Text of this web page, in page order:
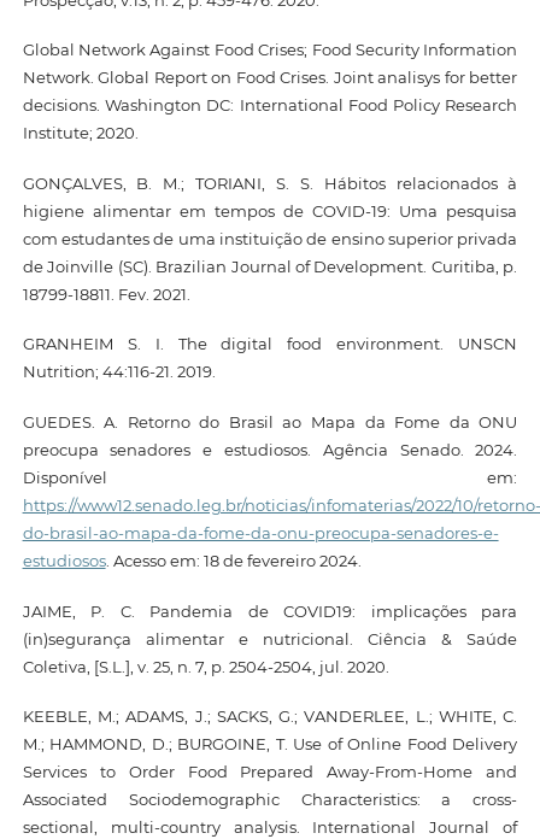
Global Network Against Food Crises; Food Security Information
Network. Global Report on Food Crises. Joint analisys for better
decisions. Washington DC: International Food Policy Research
Institute; 2020.
GONÇALVES, B. M.; TORIANI, S. S. Hábitos relacionados à
higiene alimentar em tempos de COVID-19: Uma pesquisa
com estudantes de uma instituição de ensino superior privada
de Joinville (SC). Brazilian Journal of Development. Curitiba, p.
18799-18811. Fev. 2021.
GRANHEIM S. I. The digital food environment. UNSCN
Nutrition; 44:116-21. 2019.
GUEDES. A. Retorno do Brasil ao Mapa da Fome da ONU
preocupa senadores e estudiosos. Agência Senado. 2024.
Disponível em:
https://www12.senado.leg.br/noticias/infomaterias/2022/10/retorno-
do-brasil-ao-mapa-da-fome-da-onu-preocupa-senadores-e-
estudiosos. Acesso em: 18 de fevereiro 2024.
JAIME, P. C. Pandemia de COVID19: implicações para
(in)segurança alimentar e nutricional. Ciência & Saúde
Coletiva, [S.L.], v. 25, n. 7, p. 2504-2504, jul. 2020.
KEEBLE, M.; ADAMS, J.; SACKS, G.; VANDERLEE, L.; WHITE, C.
M.; HAMMOND, D.; BURGOINE, T. Use of Online Food Delivery
Services to Order Food Prepared Away-From-Home and
Associated Sociodemographic Characteristics: a cross-
sectional, multi-country analysis. International Journal of